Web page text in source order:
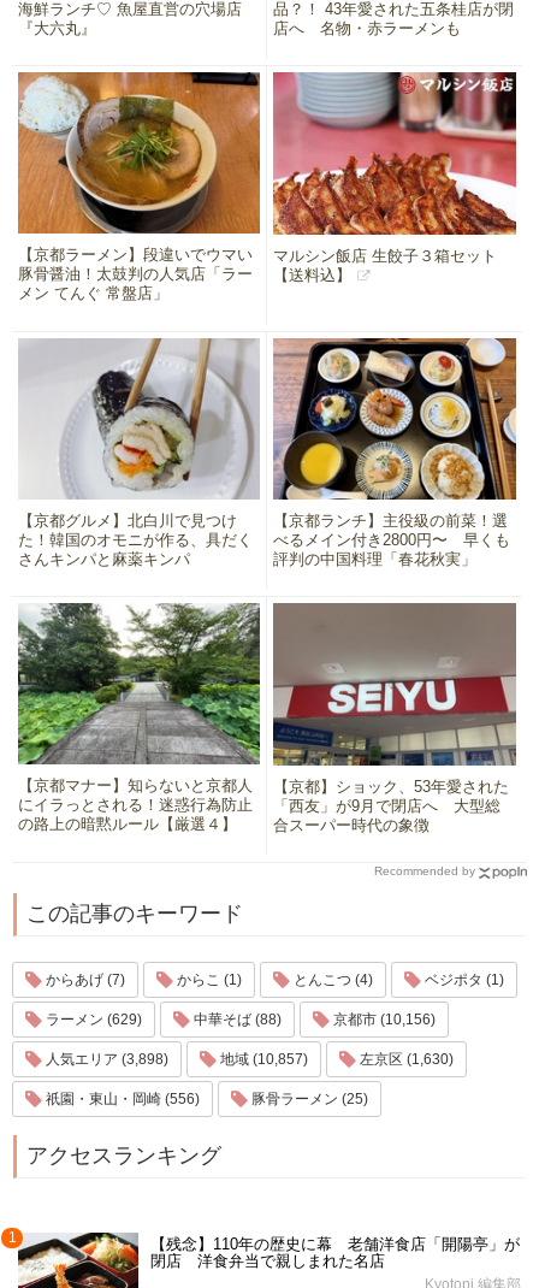
海鮮ランチ♡ 魚屋直営の穴場店
『大六丸』
品？！ 43年愛された五条桂店が閉
店へ 名物・赤ラーメンも
【京都ラーメン】段違いでウマい
豚骨醤油！太鼓判の人気店「ラー
メン てんぐ 常盤店」
マルシン飯店 生餃子３箱セット
【送料込】
【京都グルメ】北白川で見つけ
た！韓国のオモニが作る、具だく
さんキンパと麻薬キンパ
【京都ランチ】主役級の前菜！選
べるメイン付き2800円〜 早くも
評判の中国料理「春花秋実」
【京都マナー】知らないと京都人
にイラっとされる！迷惑行為防止
の路上の暗黙ルール【厳選４】
【京都】ショック、53年愛された
「西友」が9月で閉店へ 大型総
合スーパー時代の象徴
Recommended by
この記事のキーワード
からあげ (7) からこ (1) とんこつ (4) ベジポタ (1)
ラーメン (629) 中華そば (88) 京都市 (10,156)
人気エリア (3,898) 地域 (10,857) 左京区 (1,630)
祇園・東山・岡崎 (556) 豚骨ラーメン (25)
アクセスランキング
1
【残念】110年の歴史に幕 老舗洋食店「開陽亭」が
閉店 洋食弁当で親しまれた名店
Kyotopi 編集部